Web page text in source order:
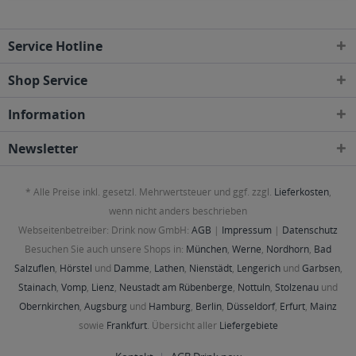
Service Hotline
Shop Service
Information
Newsletter
* Alle Preise inkl. gesetzl. Mehrwertsteuer und ggf. zzgl. Lieferkosten,
wenn nicht anders beschrieben
Webseitenbetreiber: Drink now GmbH: AGB | Impressum | Datenschutz
Besuchen Sie auch unsere Shops in: München, Werne, Nordhorn, Bad
Salzuflen, Hörstel und Damme, Lathen, Nienstädt, Lengerichund Garbsen,
Stainach, Vomp, Lienz, Neustadt am Rübenberge, Nottuln, Stolzenau und
Obernkirchen, Augsburg und Hamburg, Berlin, Düsseldorf, Erfurt, Mainz
sowie Frankfurt. Übersicht aller Liefergebiete